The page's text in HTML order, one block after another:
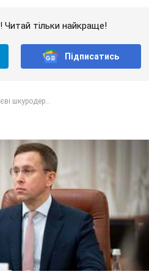
Читай тільки найкраще!
Підписатись
шкуродер...